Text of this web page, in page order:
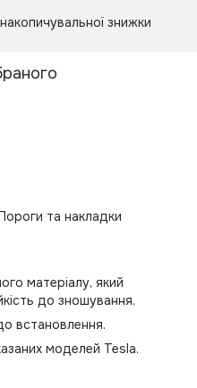
знижки
та накладки
матеріалу, який
до зношування.
встановлення.
моделей Tesla.